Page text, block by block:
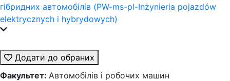
гібридних автомобілів (PW-ms-pl-Inżynieria pojazdów
elektrycznych i hybrydowych)
Додати до обраних
Факультет: Автомобілів і робочих машин